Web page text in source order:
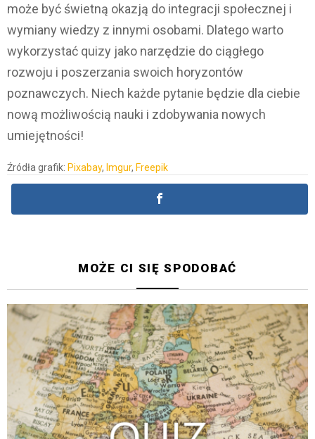
może być świetną okazją do integracji społecznej i
wymiany wiedzy z innymi osobami. Dlatego warto
wykorzystać quizy jako narzędzie do ciągłego
rozwoju i poszerzania swoich horyzontów
poznawczych. Niech każde pytanie będzie dla ciebie
nową możliwością nauki i zdobywania nowych
umiejętności!
Źródła grafik: Pixabay, Imgur, Freepik
MOŻE CI SIĘ SPODOBAĆ